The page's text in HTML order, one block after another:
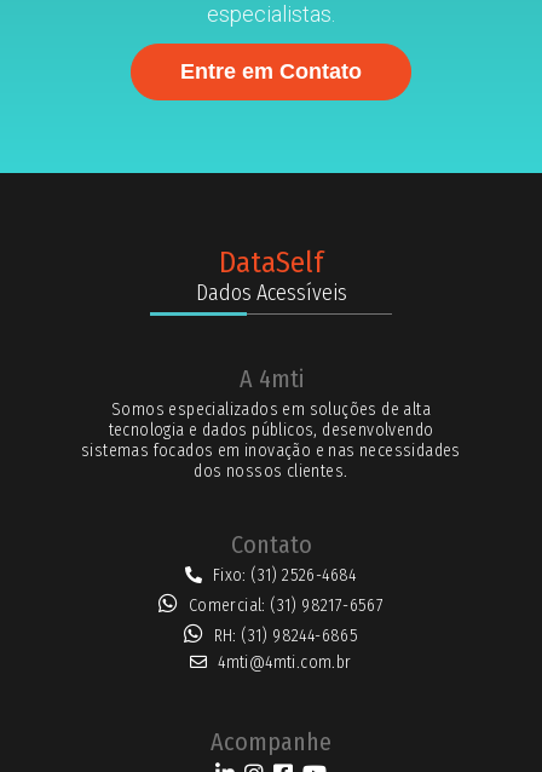
especialistas.
Entre em Contato
DataSelf
Dados Acessíveis
A 4mti
Somos especializados em soluções de alta
tecnologia e dados públicos, desenvolvendo
sistemas focados em inovação e nas necessidades
dos nossos clientes.
Contato
Fixo: (31) 2526-4684
Comercial: (31) 98217-6567
RH: (31) 98244-6865
4mti@4mti.com.br
Acompanhe